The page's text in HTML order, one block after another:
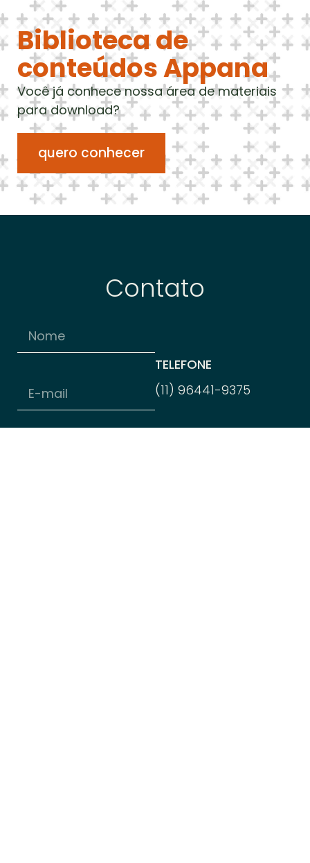
Biblioteca de
conteúdos Appana
Você já conhece nossa área de materiais
para download?
quero conhecer
Contato
TELEFONE
(11) 96441-9375
E-MAIL